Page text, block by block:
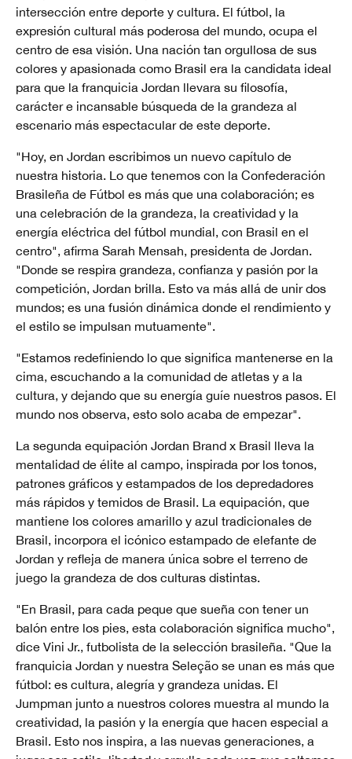
intersección entre deporte y cultura. El fútbol, la
expresión cultural más poderosa del mundo, ocupa el
centro de esa visión. Una nación tan orgullosa de sus
colores y apasionada como Brasil era la candidata ideal
para que la franquicia Jordan llevara su filosofía,
carácter e incansable búsqueda de la grandeza al
escenario más espectacular de este deporte.
"Hoy, en Jordan escribimos un nuevo capítulo de
nuestra historia. Lo que tenemos con la Confederación
Brasileña de Fútbol es más que una colaboración; es
una celebración de la grandeza, la creatividad y la
energía eléctrica del fútbol mundial, con Brasil en el
centro", afirma Sarah Mensah, presidenta de Jordan.
"Donde se respira grandeza, confianza y pasión por la
competición, Jordan brilla. Esto va más allá de unir dos
mundos; es una fusión dinámica donde el rendimiento y
el estilo se impulsan mutuamente".
"Estamos redefiniendo lo que significa mantenerse en la
cima, escuchando a la comunidad de atletas y a la
cultura, y dejando que su energía guíe nuestros pasos. El
mundo nos observa, esto solo acaba de empezar".
La segunda equipación Jordan Brand x Brasil lleva la
mentalidad de élite al campo, inspirada por los tonos,
patrones gráficos y estampados de los depredadores
más rápidos y temidos de Brasil. La equipación, que
mantiene los colores amarillo y azul tradicionales de
Brasil, incorpora el icónico estampado de elefante de
Jordan y refleja de manera única sobre el terreno de
juego la grandeza de dos culturas distintas.
"En Brasil, para cada peque que sueña con tener un
balón entre los pies, esta colaboración significa mucho",
dice Vini Jr., futbolista de la selección brasileña. "Que la
franquicia Jordan y nuestra Seleção se unan es más que
fútbol: es cultura, alegría y grandeza unidas. El
Jumpman junto a nuestros colores muestra al mundo la
creatividad, la pasión y la energía que hacen especial a
Brasil. Esto nos inspira, a las nuevas generaciones, a